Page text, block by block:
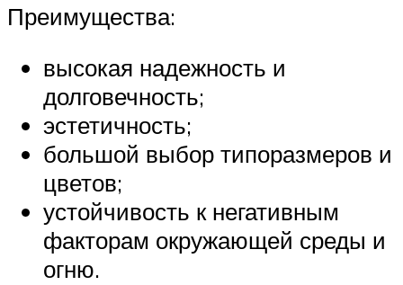
Преимущества:
высокая надежность и
долговечность;
эстетичность;
большой выбор типоразмеров и
цветов;
устойчивость к негативным
факторам окружающей среды и
огню.